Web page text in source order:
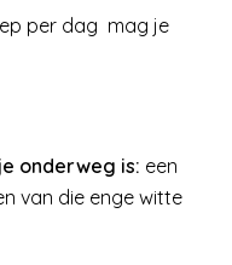
per dag mag je
onderweg is: een
van die enge witte